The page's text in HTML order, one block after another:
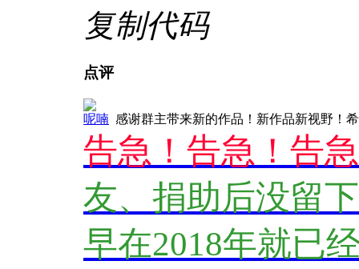
复制代码
点评
呢喃 感谢群主带来新的作品！新作品新视野！
告急！告急！告
友、捐助后没留
早在2018年就已